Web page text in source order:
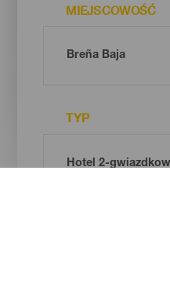
MIEJSCOWOŚĆ
TYP